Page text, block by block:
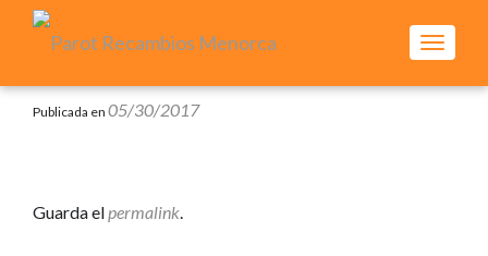
Search
Publicada en 05/30/2017
Guarda elpermalink.